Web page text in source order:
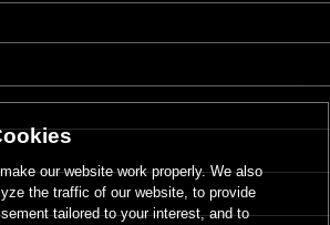
our website work properly. We also
the traffic of our website, to provide
tailored to your interest, and to